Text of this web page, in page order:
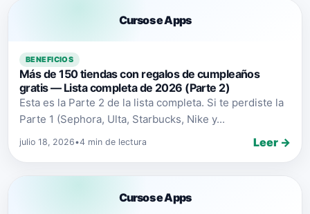
Cursos e Apps
BENEFICIOS
Más de 150 tiendas con regalos de cumpleaños
gratis — Lista completa de 2026 (Parte 2)
Esta es la Parte 2 de la lista completa. Si te perdiste la
Parte 1 (Sephora, Ulta, Starbucks, Nike y...
julio 18, 2026•4 min de lectura Leer →
Cursos e Apps